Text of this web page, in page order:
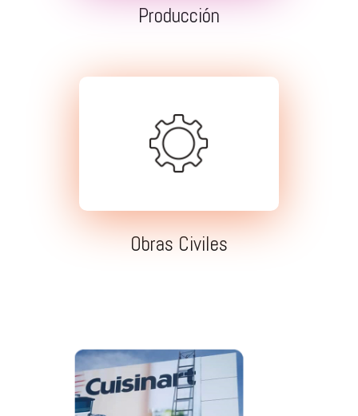
Producción
Obras Civiles